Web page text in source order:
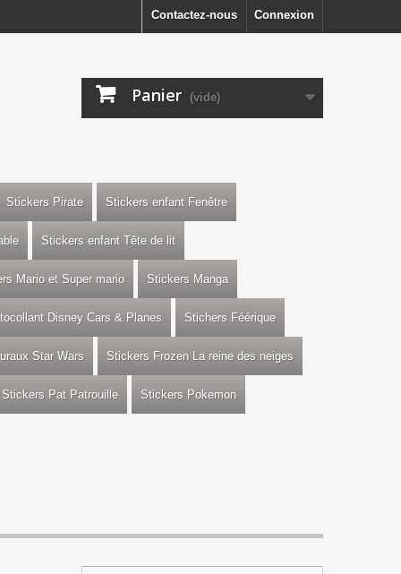
Connexion
Contactez-nous
Panier (vide)
Stickers Pirate Stickers enfant Fenêtre
Stickers enfant Tête de lit
Mario et Super mario Stickers Manga
Disney Cars & Planes Stichers Féérique
Star Wars Stickers Frozen La reine des neiges
Stickers Pat Patrouille Stickers Pokemon